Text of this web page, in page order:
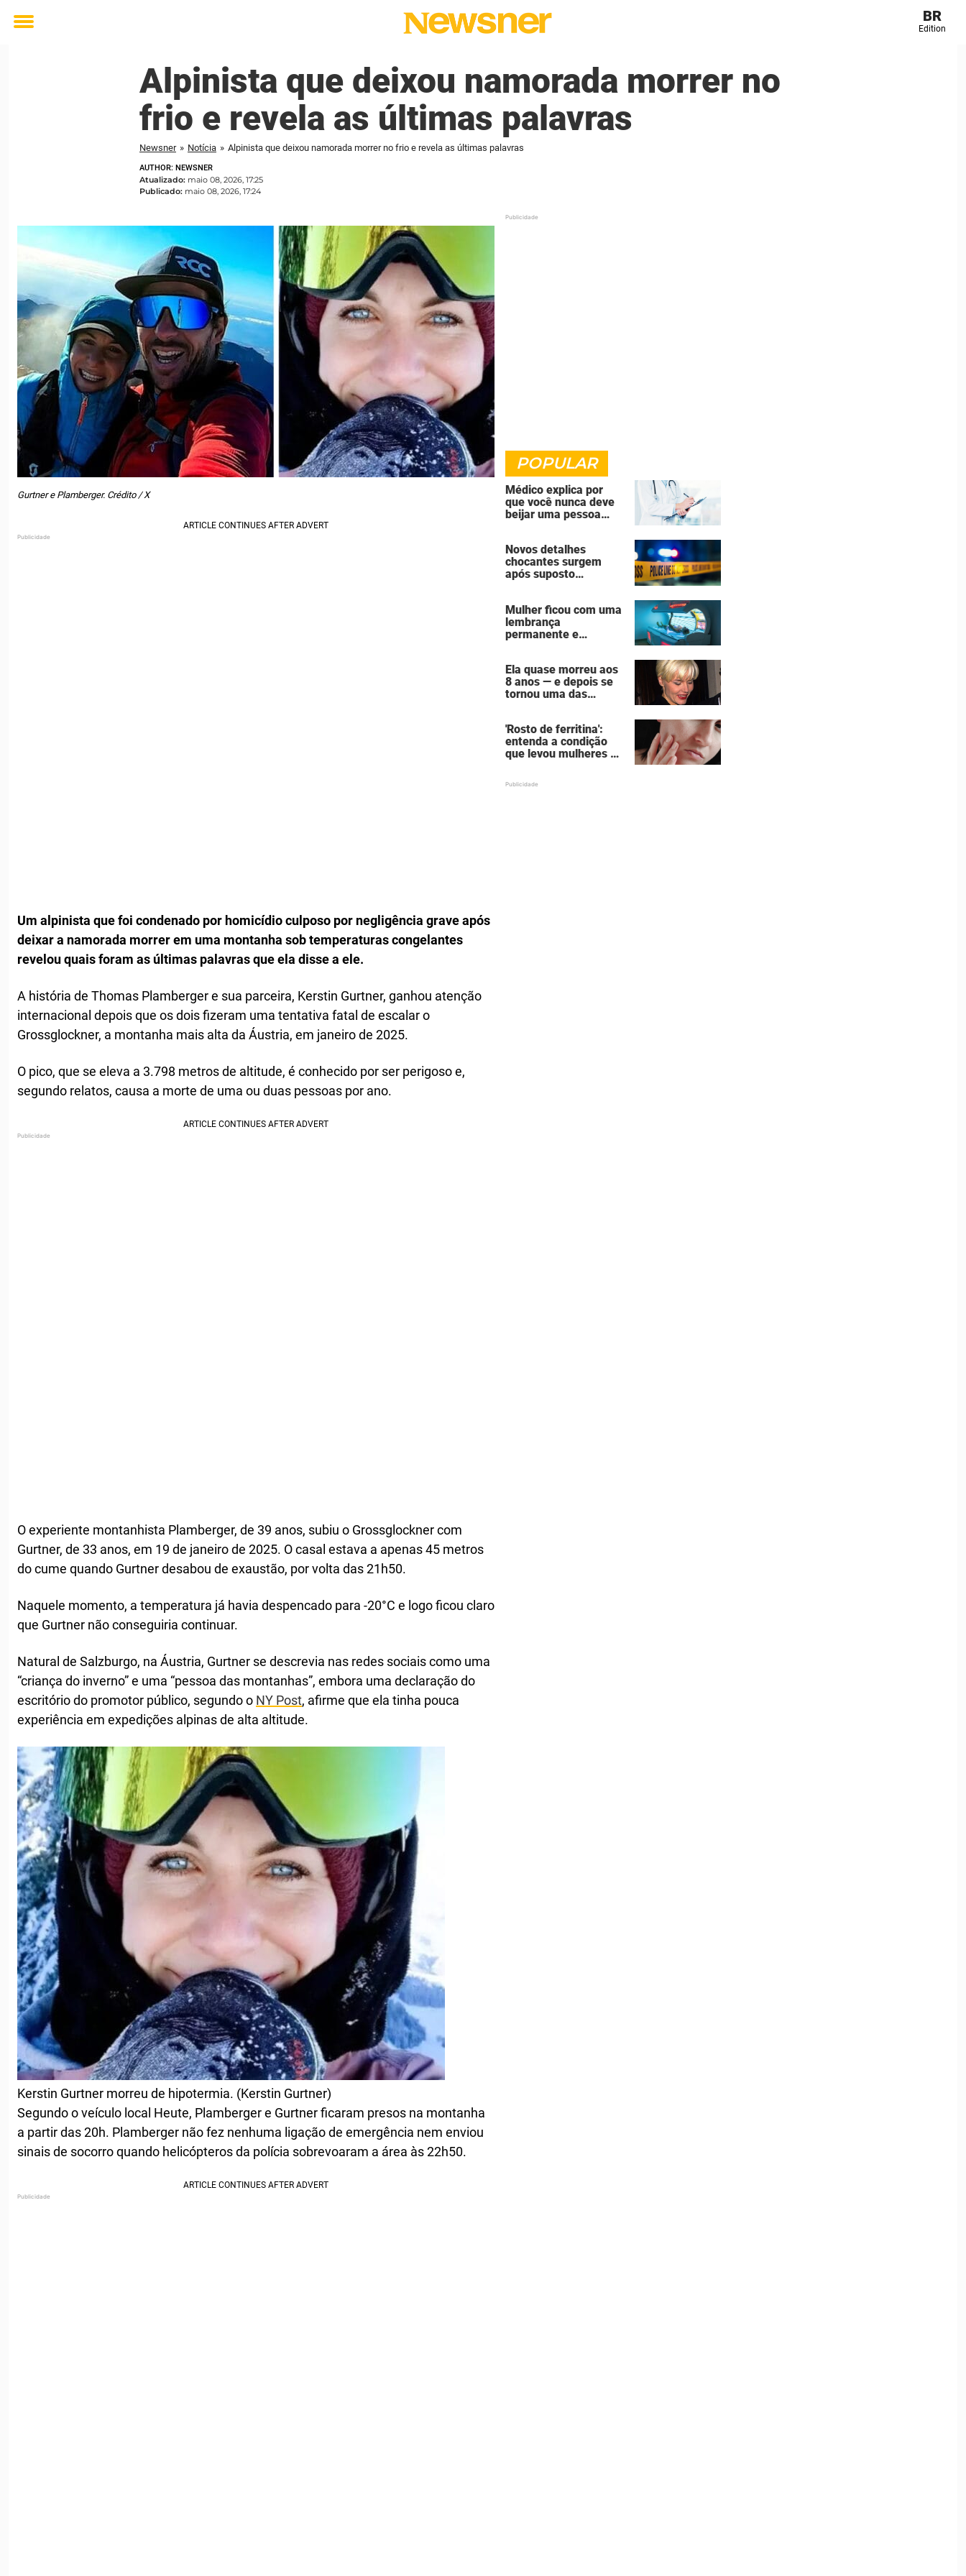
Toggle
BR
Edition
Alpinista que deixou namorada morrer no
frio e revela as últimas palavras
Newsner » Notícia » Alpinista que deixou namorada morrer no frio e revela as últimas palavras
AUTHOR: NEWSNER
Atualizado: maio 08, 2026, 17:25
Publicado: maio 08, 2026, 17:24
Gurtner e Plamberger. Crédito / X
Um alpinista que foi condenado por homicídio culposo por negligência grave após
deixar a namorada morrer em uma montanha sob temperaturas congelantes
revelou quais foram as últimas palavras que ela disse a ele.
A história de Thomas Plamberger e sua parceira, Kerstin Gurtner, ganhou atenção
internacional depois que os dois fizeram uma tentativa fatal de escalar o
Grossglockner, a montanha mais alta da Áustria, em janeiro de 2025.
O pico, que se eleva a 3.798 metros de altitude, é conhecido por ser perigoso e,
segundo relatos, causa a morte de uma ou duas pessoas por ano.
O experiente montanhista Plamberger, de 39 anos, subiu o Grossglockner com
Gurtner, de 33 anos, em 19 de janeiro de 2025. O casal estava a apenas 45 metros
do cume quando Gurtner desabou de exaustão, por volta das 21h50.
Naquele momento, a temperatura já havia despencado para -20°C e logo ficou claro
que Gurtner não conseguiria continuar.
Natural de Salzburgo, na Áustria, Gurtner se descrevia nas redes sociais como uma
“criança do inverno” e uma “pessoa das montanhas”, embora uma declaração do
escritório do promotor público, segundo o NY Post, afirme que ela tinha pouca
experiência em expedições alpinas de alta altitude.
Kerstin Gurtner morreu de hipotermia. (Kerstin Gurtner)
Segundo o veículo local Heute, Plamberger e Gurtner ficaram presos na montanha
a partir das 20h. Plamberger não fez nenhuma ligação de emergência nem enviou
sinais de socorro quando helicópteros da polícia sobrevoaram a área às 22h50.
POPULAR
Médico explica por
que você nunca deve
beijar uma pessoa
Novos detalhes
chocantes surgem
após suposto
por homem que matou
a família de 7 pessoas
Mulher ficou com uma
lembrança
permanente e
bronzeamento
Ela quase morreu aos
8 anos — e depois se
tornou uma das
Hollywood
'Rosto de ferritina':
entenda a condição
que levou mulheres a
aparência de cansaço